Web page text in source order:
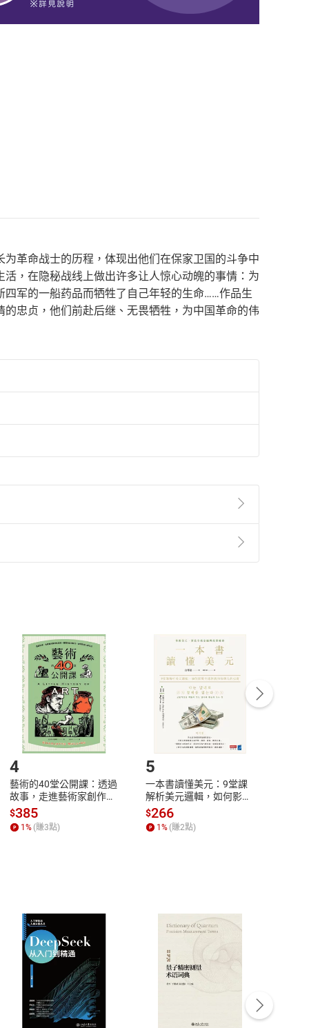
革命战士的历程，体现出他们在保家卫国的斗争中
，在隐秘战线上做出许多让人惊心动魄的事情：为
军的一船药品而牺牲了自己年轻的生命……作品生
忠贞，他们前赴后继、无畏牺牲，为中国革命的伟
第2條第5款之規定，「非以有形媒介提供之數位
點選「瀏覽訂單明細」 「申請取消訂單/ 退
貨。
付款方式
Payment
完成訂單
Complete
號，下載書籍後看書
客服資訊
服務時間：週一到週五 10:00-12:00、
4
藝術的40堂公開課：透過
故事，走進藝術家創作現
場，看藝術如何誕生、如
何形塑人類生活【電子
書】
$385
1% (賺3點)
5
一本書讀懂美元：9堂課
解析美元邏輯，如何影響
全球經濟和每個人的投資
【電子書】
$266
1% (賺2點)